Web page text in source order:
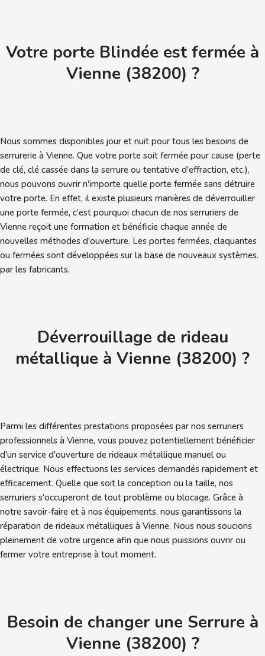
Votre porte Blindée est fermée à
Vienne (38200) ?
Nous sommes disponibles jour et nuit pour tous les besoins de
serrurerie à Vienne. Que votre porte soit fermée pour cause (perte
de clé, clé cassée dans la serrure ou tentative d'effraction, etc.),
nous pouvons ouvrir n'importe quelle porte fermée sans détruire
votre porte. En effet, il existe plusieurs manières de déverrouiller
une porte fermée, c'est pourquoi chacun de nos serruriers de
Vienne reçoit une formation et bénéficie chaque année de
nouvelles méthodes d'ouverture. Les portes fermées, claquantes
ou fermées sont développées sur la base de nouveaux systèmes.
par les fabricants.
Déverrouillage de rideau
métallique à Vienne (38200) ?
Parmi les différentes prestations proposées par nos serruriers
professionnels à Vienne, vous pouvez potentiellement bénéficier
d'un service d'ouverture de rideaux métallique manuel ou
électrique. Nous effectuons les services demandés rapidement et
efficacement. Quelle que soit la conception ou la taille, nos
serruriers s'occuperont de tout problème ou blocage. Grâce à
notre savoir-faire et à nos équipements, nous garantissons la
réparation de rideaux métalliques à Vienne. Nous nous soucions
pleinement de votre urgence afin que nous puissions ouvrir ou
fermer votre entreprise à tout moment.
Besoin de changer une Serrure à
Vienne (38200) ?